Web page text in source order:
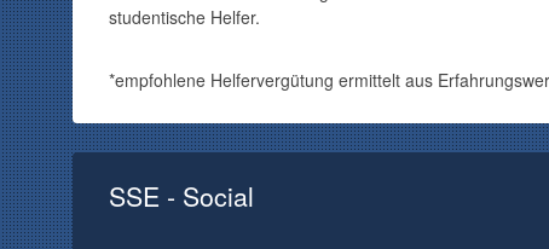
studentische Helfer.
*empfohlene Helfervergütung ermittelt aus
SSE - Social